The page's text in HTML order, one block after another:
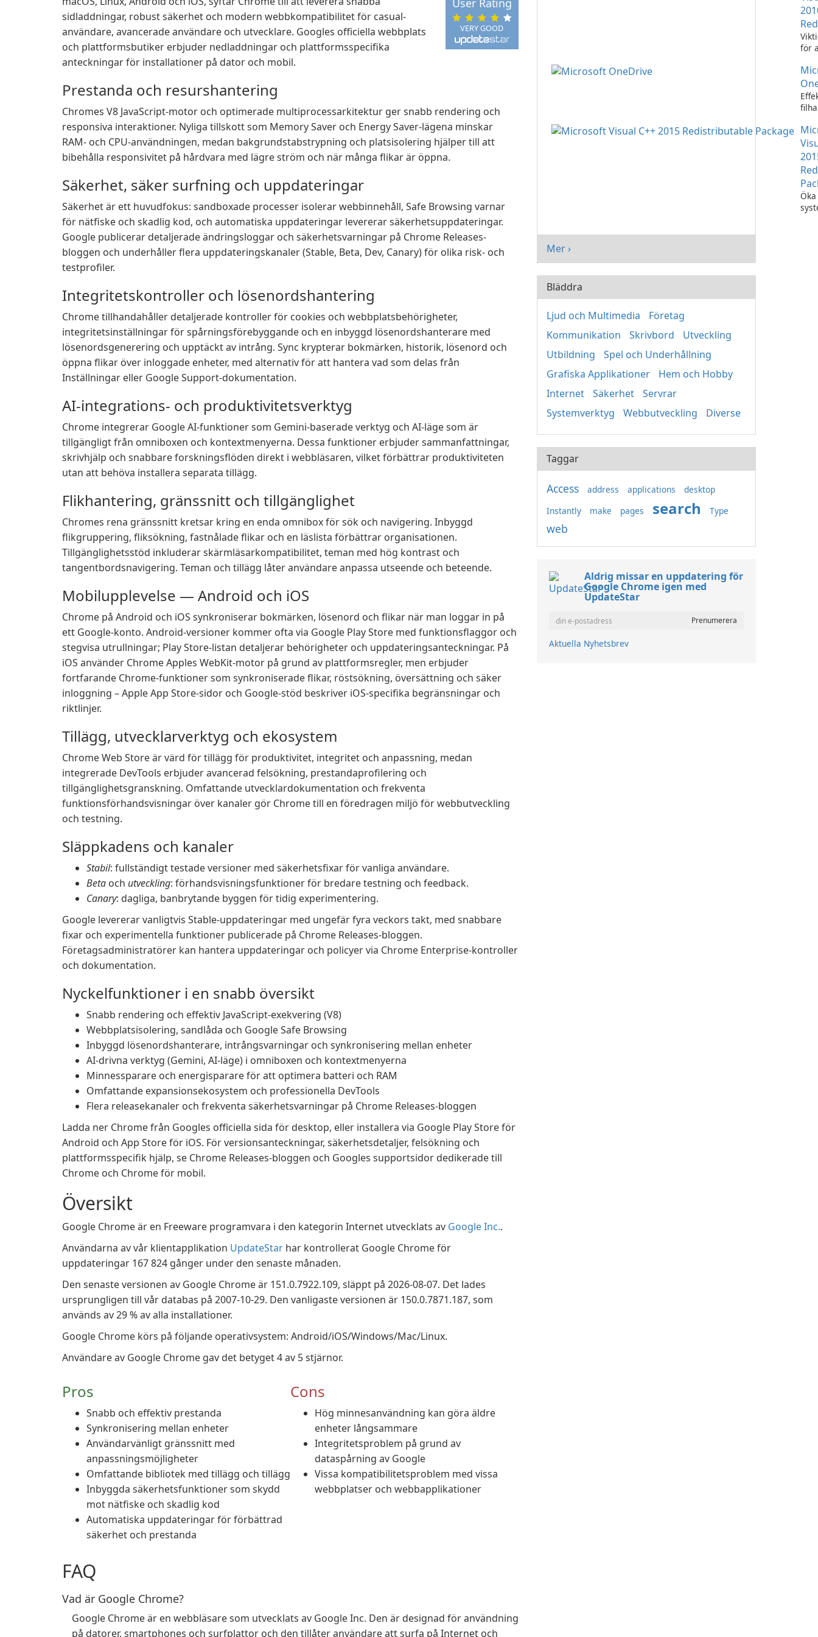
VERY GOOD
User Rating
sidladdningar, robust säkerhet och modern webbkompatibilitet för casual-
användare, avancerade användare och utvecklare. Googles officiella webbplats
och plattformsbutiker erbjuder nedladdningar och plattformsspecifika
anteckningar för installationer på dator och mobil.
Prestanda och resurshantering
Chromes V8 JavaScript-motor och optimerade multiprocessarkitektur ger snabb rendering och
responsiva interaktioner. Nyliga tillskott som Memory Saver och Energy Saver-lägena minskar
RAM- och CPU-användningen, medan bakgrundstabstrypning och platsisolering hjälper till att
bibehålla responsivitet på hårdvara med lägre ström och när många flikar är öppna.
Säkerhet, säker surfning och uppdateringar
Säkerhet är ett huvudfokus: sandboxade processer isolerar webbinnehåll, Safe Browsing varnar
för nätfiske och skadlig kod, och automatiska uppdateringar levererar säkerhetsuppdateringar.
Google publicerar detaljerade ändringsloggar och säkerhetsvarningar på Chrome Releases-
bloggen och underhåller flera uppdateringskanaler (Stable, Beta, Dev, Canary) för olika risk- och
testprofiler.
Integritetskontroller och lösenordshantering
Chrome tillhandahåller detaljerade kontroller för cookies och webbplatsbehörigheter,
integritetsinställningar för spårningsförebyggande och en inbyggd lösenordshanterare med
lösenordsgenerering och upptäckt av intrång. Sync krypterar bokmärken, historik, lösenord och
öppna flikar över inloggade enheter, med alternativ för att hantera vad som delas från
Inställningar eller Google Support-dokumentation.
AI-integrations- och produktivitetsverktyg
Chrome integrerar Google AI-funktioner som Gemini-baserade verktyg och AI-läge som är
tillgängligt från omniboxen och kontextmenyerna. Dessa funktioner erbjuder sammanfattningar,
skrivhjälp och snabbare forskningsflöden direkt i webbläsaren, vilket förbättrar produktiviteten
utan att behöva installera separata tillägg.
Flikhantering, gränssnitt och tillgänglighet
Chromes rena gränssnitt kretsar kring en enda omnibox för sök och navigering. Inbyggd
flikgruppering, fliksökning, fastnålade flikar och en läslista förbättrar organisationen.
Tillgänglighetsstöd inkluderar skärmläsarkompatibilitet, teman med hög kontrast och
tangentbordsnavigering. Teman och tillägg låter användare anpassa utseende och beteende.
Mobilupplevelse — Android och iOS
Chrome på Android och iOS synkroniserar bokmärken, lösenord och flikar när man loggar in på
ett Google-konto. Android-versioner kommer ofta via Google Play Store med funktionsflaggor och
stegvisa utrullningar; Play Store-listan detaljerar behörigheter och uppdateringsanteckningar. På
iOS använder Chrome Apples WebKit-motor på grund av plattformsregler, men erbjuder
fortfarande Chrome-funktioner som synkroniserade flikar, röstsökning, översättning och säker
inloggning – Apple App Store-sidor och Google-stöd beskriver iOS-specifika begränsningar och
riktlinjer.
Tillägg, utvecklarverktyg och ekosystem
Chrome Web Store är värd för tillägg för produktivitet, integritet och anpassning, medan
integrerade DevTools erbjuder avancerad felsökning, prestandaprofilering och
tillgänglighetsgranskning. Omfattande utvecklardokumentation och frekventa
funktionsförhandsvisningar över kanaler gör Chrome till en föredragen miljö för webbutveckling
och testning.
Släppkadens och kanaler
Stabil: fullständigt testade versioner med säkerhetsfixar för vanliga användare.
Beta och utveckling: förhandsvisningsfunktioner för bredare testning och feedback.
Canary: dagliga, banbrytande byggen för tidig experimentering.
Google levererar vanligtvis Stable-uppdateringar med ungefär fyra veckors takt, med snabbare
fixar och experimentella funktioner publicerade på Chrome Releases-bloggen.
Företagsadministratörer kan hantera uppdateringar och policyer via Chrome Enterprise-kontroller
och dokumentation.
Nyckelfunktioner i en snabb översikt
Snabb rendering och effektiv JavaScript-exekvering (V8)
Webbplatsisolering, sandlåda och Google Safe Browsing
Inbyggd lösenordshanterare, intrångsvarningar och synkronisering mellan enheter
AI-drivna verktyg (Gemini, AI-läge) i omniboxen och kontextmenyerna
Minnessparare och energisparare för att optimera batteri och RAM
Omfattande expansionsekosystem och professionella DevTools
Flera releasekanaler och frekventa säkerhetsvarningar på Chrome Releases-bloggen
Ladda ner Chrome från Googles officiella sida för desktop, eller installera via Google Play Store för
Android och App Store för iOS. För versionsanteckningar, säkerhetsdetaljer, felsökning och
plattformsspecifik hjälp, se Chrome Releases-bloggen och Googles supportsidor dedikerade till
Chrome och Chrome för mobil.
Översikt
Google Chrome är en Freeware programvara i den kategorin Internet utvecklats av Google Inc..
Användarna av vår klientapplikation UpdateStar har kontrollerat Google Chrome för
uppdateringar 167 824 gånger under den senaste månaden.
Den senaste versionen av Google Chrome är 151.0.7922.109, släppt på 2026-08-07. Det lades
ursprungligen till vår databas på 2007-10-29. Den vanligaste versionen är 150.0.7871.187, som
används av 29 % av alla installationer.
Google Chrome körs på följande operativsystem: Android/iOS/Windows/Mac/Linux.
Användare av Google Chrome gav det betyget 4 av 5 stjärnor.
Pros
Snabb och effektiv prestanda
Synkronisering mellan enheter
Användarvänligt gränssnitt med
anpassningsmöjligheter
Omfattande bibliotek med tillägg och tillägg
Inbyggda säkerhetsfunktioner som skydd
mot nätfiske och skadlig kod
Automatiska uppdateringar för förbättrad
säkerhet och prestanda
Cons
Hög minnesanvändning kan göra äldre
enheter långsammare
Integritetsproblem på grund av
dataspårning av Google
Vissa kompatibilitetsproblem med vissa
webbplatser och webbapplikationer
FAQ
Vad är Google Chrome?
Google Chrome är en webbläsare som utvecklats av Google Inc. Den är designad för användning
på datorer, smartphones och surfplattor och den tillåter användare att surfa på Internet och
för
Mer ›
Bläddra
Ljud och Multimedia
Företag
Kommunikation
Skrivbord
Utveckling
Utbildning
Spel och Underhållning
Grafiska Applikationer
Hem och Hobby
Internet
Säkerhet
Servrar
Systemverktyg
Webbutveckling Diverse
Taggar
Access address applications
desktop
Instantly
make pages search Type
web
Aldrig missar en uppdatering för
Google Chrome igen med
UpdateStar
Aktuella Nyhetsbrev